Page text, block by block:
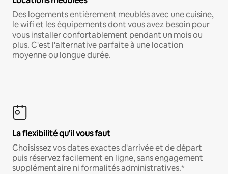
Des logements entièrement meublés avec une cuisine,
le wifi et les équipements dont vous avez besoin pour
vous installer confortablement pendant un mois ou
plus. C'est l'alternative parfaite à une location
moyenne ou longue durée.
La flexibilité qu'il vous faut
Choisissez vos dates exactes d'arrivée et de départ
puis réservez facilement en ligne, sans engagement
supplémentaire ni formalités administratives.*